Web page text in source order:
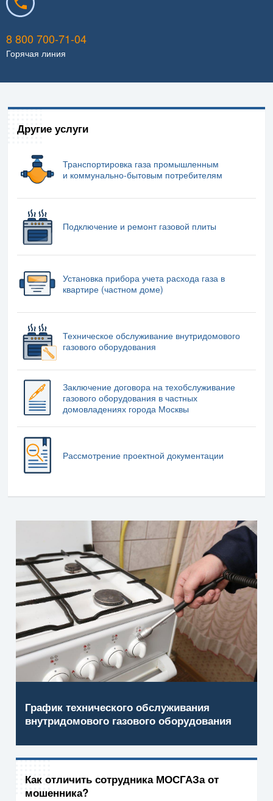
8 800 700-71-04
Горячая линия
Другие услуги
Транспортировка газа промышленным
и коммунально-бытовым потребителям
Подключение и ремонт газовой плиты
Установка прибора учета расхода газа в
квартире (частном доме)
Техническое обслуживание внутридомового
газового оборудования
Заключение договора на техобслуживание
газового оборудования в частных
домовладениях города Москвы
Рассмотрение проектной документации
График технического обслуживания
внутридомового газового оборудования
Как отличить сотрудника МОСГАЗа от
мошенника?